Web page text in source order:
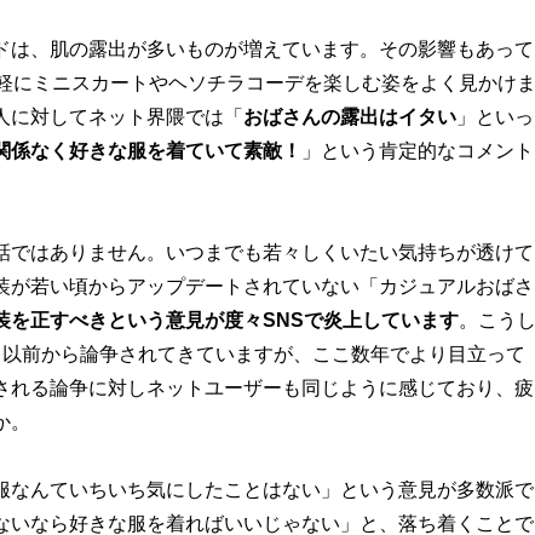
、肌の露出が多いものが増えています。その影響もあって
にミニスカートやヘソチラコーデを楽しむ姿をよく見かけま
対してネット界隈では「 おばさんの露出はイタい 」といっ
係なく好きな服を着ていて素敵！
」という肯定的なコメント
はありません。いつまでも若々しくいたい気持ちが透けて
が若い頃からアップデートされていない「カジュアルおばさ
を正すべきという意見が度々SNSで炎上しています。こうし
前から論争されてきていますが、ここ数年でより目立って
れる論争に対しネットユーザーも同じように感じており、疲
んていちいち気にしたことはない」という意見が多数派で
いなら好きな服を着ればいいじゃない」と、落ち着くことで